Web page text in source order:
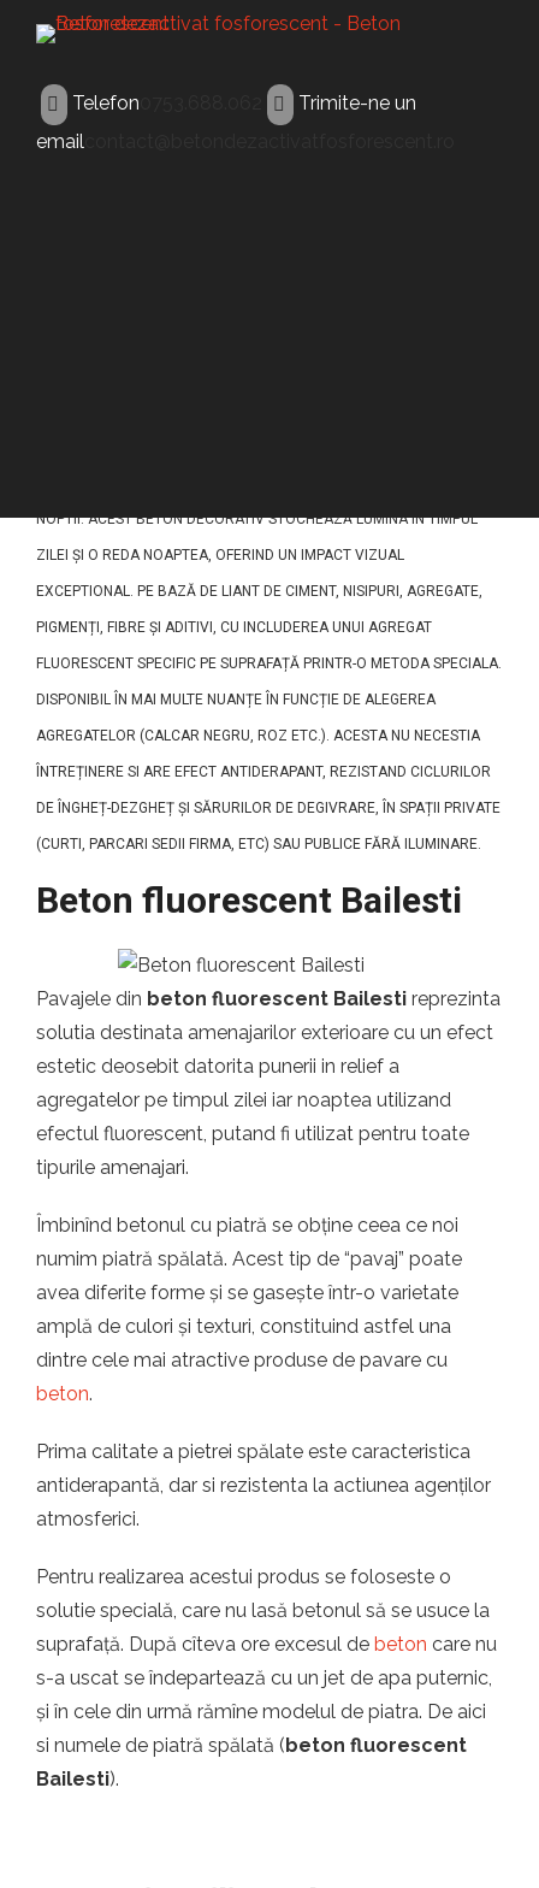
Telefon
Trimite-ne un
email
NOPTII. ACEST BETON DECORATIV STOCHEAZĂ LUMINA ÎN TIMPUL
ZILEI ȘI O REDA NOAPTEA, OFERIND UN IMPACT VIZUAL
EXCEPTIONAL. PE BAZĂ DE LIANT DE CIMENT, NISIPURI, AGREGATE,
PIGMENȚI, FIBRE ȘI ADITIVI, CU INCLUDEREA UNUI AGREGAT
FLUORESCENT SPECIFIC PE SUPRAFAȚĂ PRINTR-O METODA SPECIALA.
DISPONIBIL ÎN MAI MULTE NUANȚE ÎN FUNCȚIE DE ALEGEREA
AGREGATELOR (CALCAR NEGRU, ROZ ETC.). ACESTA NU NECESTIA
ÎNTREȚINERE SI ARE EFECT ANTIDERAPANT, REZISTAND CICLURILOR
DE ÎNGHEȚ-DEZGHEȚ ȘI SĂRURILOR DE DEGIVRARE, ÎN SPAȚII PRIVATE
(CURTI, PARCARI SEDII FIRMA, ETC) SAU PUBLICE FĂRĂ ILUMINARE.
Beton fluorescent Bailesti
Pavajele din beton fluorescent Bailesti reprezinta
solutia destinata amenajarilor exterioare cu un efect
estetic deosebit datorita punerii in relief a
agregatelor pe timpul zilei iar noaptea utilizand
efectul fluorescent, putand fi utilizat pentru toate
tipurile amenajari.
Îmbinînd betonul cu piatră se obține ceea ce noi
numim piatră spălată. Acest tip de “pavaj” poate
avea diferite forme și se gasește într-o varietate
amplă de culori și texturi, constituind astfel una
dintre cele mai atractive produse de pavare cu
beton.
Prima calitate a pietrei spălate este caracteristica
antiderapantă, dar si rezistenta la actiunea agenților
atmosferici.
Pentru realizarea acestui produs se foloseste o
solutie specială, care nu lasă betonul să se usuce la
suprafață. După cîteva ore excesul de beton care nu
s-a uscat se îndepartează cu un jet de apa puternic,
și în cele din urmă rămîne modelul de piatra. De aici
si numele de piatră spălată (beton fluorescent
Bailesti).